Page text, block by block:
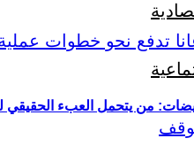
من يتحمل العبء الحقيقي